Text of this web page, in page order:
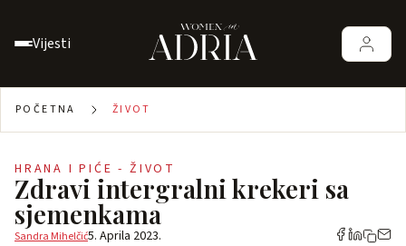
Vijesti
POČETNA ŽIVOT
HRANA I PIĆE - ŽIVOT
Zdravi intergralni krekeri sa
sjemenkama
Sandra Mihelčić5. Aprila 2023.